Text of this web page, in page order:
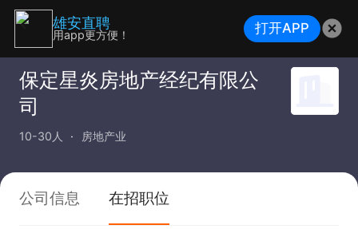
保定星炎房地产经纪有限公
司
10-30人 房地产业
公司信息 在招职位
雄安直聘
用app更方便！ 打开APP